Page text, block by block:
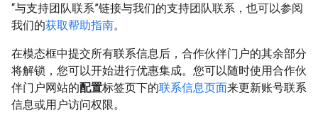
“与支持团队联系”链接与我们的支持团队联系，也可以参阅
我们的获取帮助指南。
在模态框中提交所有联系信息后，合作伙伴门户的其余部分
将解锁，您可以开始进行优惠集成。您可以随时使用合作伙
伴门户网站的配置标签页下的联系信息页面来更新账号联系
信息或用户访问权限。